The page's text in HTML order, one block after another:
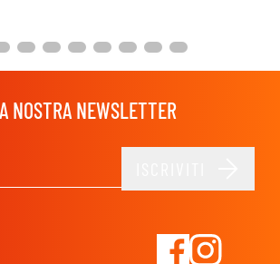
NOSTRA NEWSLETTER